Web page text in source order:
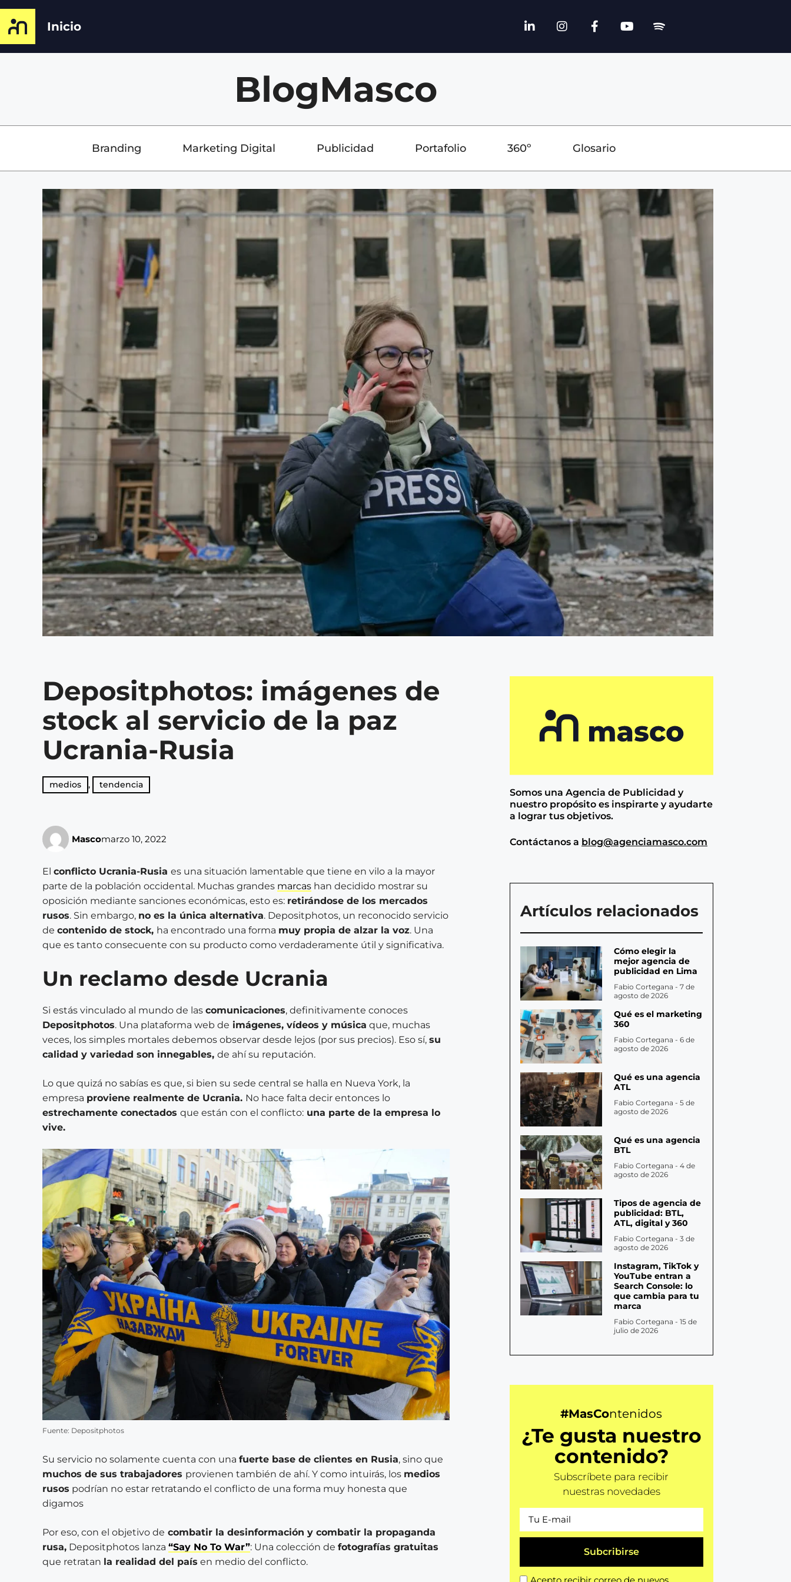
Inicio
BlogMasco
Branding Marketing Digital Publicidad Portafolio 360º Glosario
Depositphotos: imágenes de
stock al servicio de la paz
Ucrania-Rusia
medios , tendencia
Mascomarzo 10, 2022
El conflicto Ucrania-Rusia es una situación lamentable que tiene en vilo a la mayor
parte de la población occidental. Muchas grandes marcas han decidido mostrar su
oposición mediante sanciones económicas, esto es: retirándose de los mercados
rusos. Sin embargo, no es la única alternativa. Depositphotos, un reconocido servicio
de contenido de stock, ha encontrado una forma muy propia de alzar la voz. Una
que es tanto consecuente con su producto como verdaderamente útil y significativa.
Un reclamo desde Ucrania
Si estás vinculado al mundo de las comunicaciones, definitivamente conoces
Depositphotos. Una plataforma web de imágenes, vídeos y música que, muchas
veces, los simples mortales debemos observar desde lejos (por sus precios). Eso sí, su
calidad y variedad son innegables, de ahí su reputación.
Lo que quizá no sabías es que, si bien su sede central se halla en Nueva York, la
empresa proviene realmente de Ucrania. No hace falta decir entonces lo
estrechamente conectados que están con el conflicto: una parte de la empresa lo
vive.
Fuente: Depositphotos
Su servicio no solamente cuenta con una fuerte base de clientes en Rusia, sino que
muchos de sus trabajadores provienen también de ahí. Y como intuirás, los medios
rusos podrían no estar retratando el conflicto de una forma muy honesta que
digamos
Por eso, con el objetivo de combatir la desinformación y combatir la propaganda
rusa, Depositphotos lanza “Say No To War”: Una colección de fotografías gratuitas
que retratan la realidad del país en medio del conflicto.
Somos una Agencia de Publicidad y
nuestro propósito es inspirarte y ayudarte
a lograr tus objetivos.
Contáctanos a blog@agenciamasco.com
Artículos relacionados
Cómo elegir la
mejor agencia de
publicidad en Lima
Fabio Cortegana 7 de
agosto de 2026
Qué es el marketing
360
Fabio Cortegana 6 de
agosto de 2026
Qué es una agencia
ATL
Fabio Cortegana 5 de
agosto de 2026
Qué es una agencia
BTL
Fabio Cortegana 4 de
agosto de 2026
Tipos de agencia de
publicidad: BTL,
ATL, digital y 360
Fabio Cortegana 3 de
agosto de 2026
Instagram, TikTok y
YouTube entran a
Search Console: lo
que cambia para tu
marca
Fabio Cortegana 15 de
julio de 2026
#MasContenidos
¿Te gusta nuestro
contenido?
Subscríbete para recibir
nuestras novedades
Subcribirse